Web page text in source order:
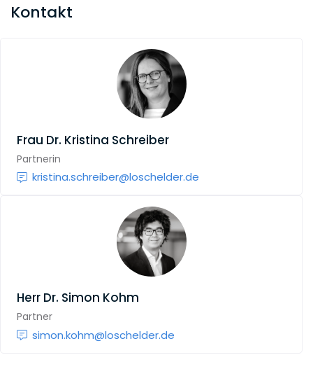
Kontakt
Frau Dr. Kristina Schreiber
Partnerin
kristina.schreiber@loschelder.de
Herr Dr. Simon Kohm
Partner
simon.kohm@loschelder.de